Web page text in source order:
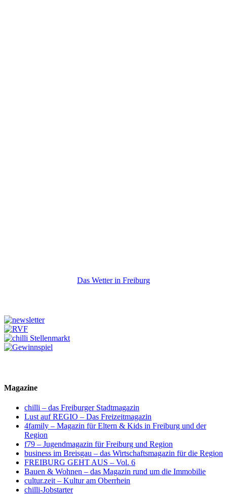
Das Wetter in Freiburg
Magazine
chilli – das Freiburger Stadtmagazin
Lust auf REGIO – Das Freizeitmagazin
4family – Magazin für Eltern & Kids in Freiburg und der
Region
f79 – Jugendmagazin für Freiburg und Region
business im Breisgau – das Wirtschaftsmagazin für die Region
FREIBURG GEHT AUS – Vol. 6
Bauen & Wohnen – das Magazin rund um die Immobilie
cultur.zeit – Kultur am Oberrhein
chilli-Jobstarter